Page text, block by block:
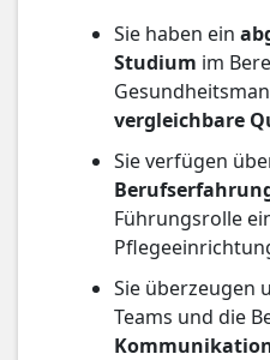
Sie haben ein
Studium im
vergleichbare
Sie verfügen
Führungsrolle
Sie überzeugen
Teams und die